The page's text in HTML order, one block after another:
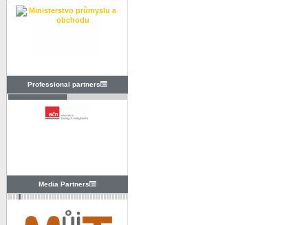
Professional partners
Media Partners